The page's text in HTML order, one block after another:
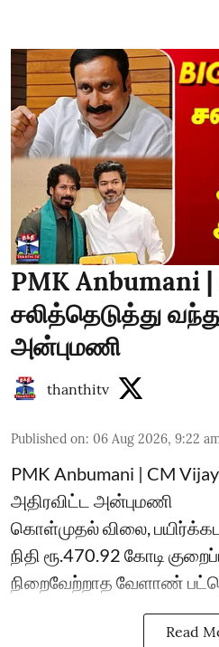
PMK Anbumani
சலித்தெடுத்து
அன்புமணி
thanthitv
Published on: 06 Aug 2026, 9:22
PMK Anbumani | CM
அதிரவிட்ட அன்புமணி
கொள்முதல் விலை,
நிதி ரூ.470.92 கோடி
நிறைவேற்றாத வேளாண்
Read